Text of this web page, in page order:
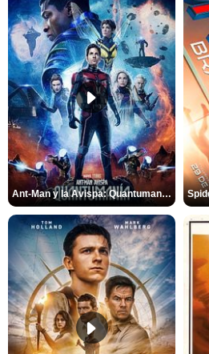
Ant-Man y la Avispa: Quantumanía Tráiler (2)